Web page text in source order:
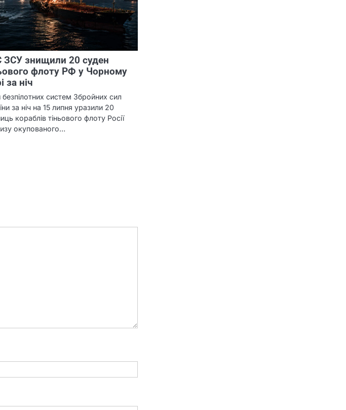
ЗСУ знищили 20 суден
флоту РФ у Чорному
за ніч
безпілотних систем Збройних сил
за ніч на 15 липня уразили 20
кораблів тіньового флоту Росії
окупованого…